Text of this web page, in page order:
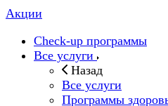
Акции
Check-up программы
Все услуги
Назад
Все услуги
Программы